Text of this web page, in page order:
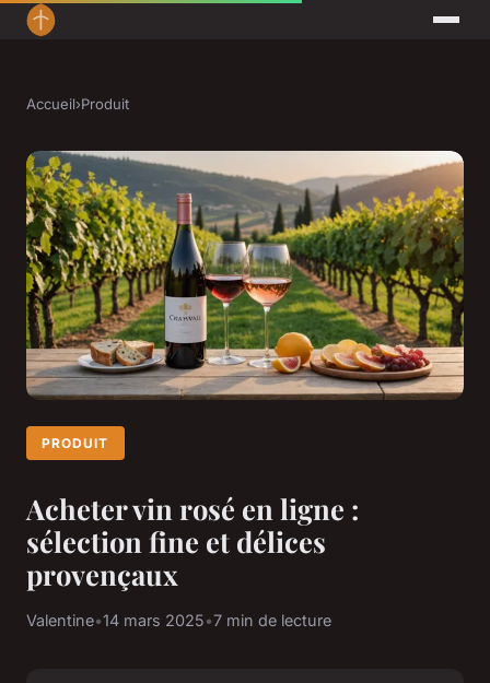
Accueil›Produit
PRODUIT
Acheter vin rosé en ligne :
sélection fine et délices
provençaux
Valentine•14 mars 2025•7 min de lecture